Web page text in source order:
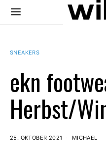
SNEAKERS
ekn
Herbst/
25. OKTOBER 2021 MICHAEL